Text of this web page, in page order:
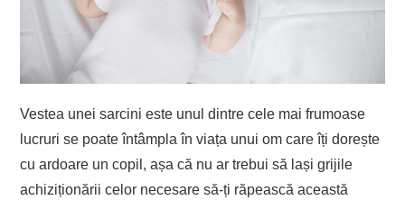
Vestea unei sarcini este unul dintre cele mai frumoase
lucruri se poate întâmpla în viața unui om care îți dorește
cu ardoare un copil, așa că nu ar trebui să lași grijile
achiziționării celor necesare să-ți răpească această